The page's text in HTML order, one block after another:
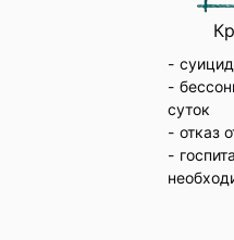
суток
отказ